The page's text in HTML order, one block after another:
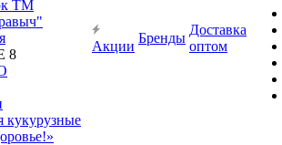
ТМ
8
кукурузные
Акции
Бренды
Доставка
оптом